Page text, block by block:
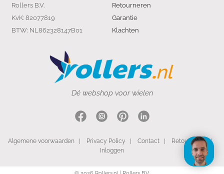
Retourneren
Garantie
Klachten
Rollers B.V.
KvK: 82077819
BTW: NL862328147B01
Dé webshop voor wielen
Algemene voorwaarden Privacy Policy Contact| Retourneren|
Inloggen